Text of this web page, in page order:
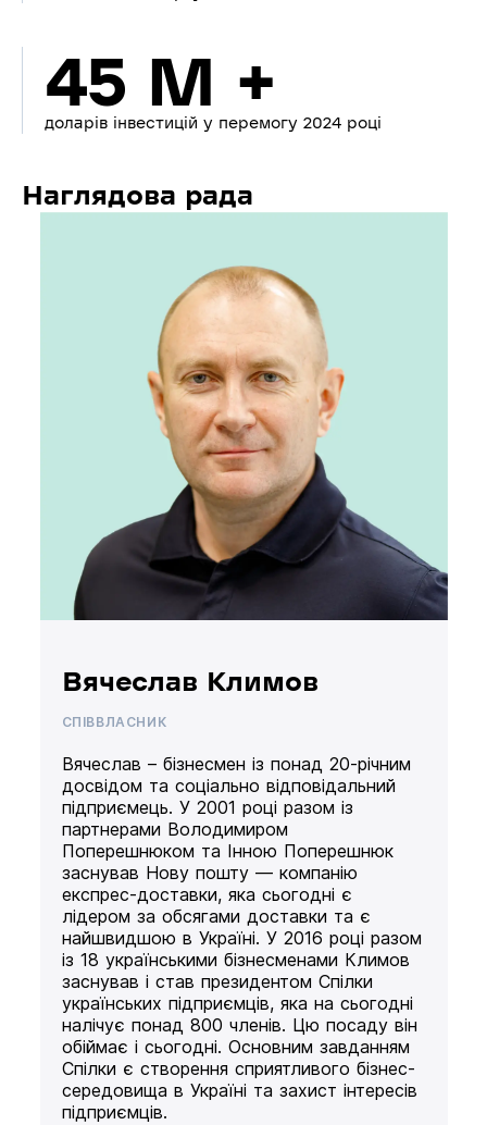
45 M +
доларів інвестицій у перемогу 2024 році
Наглядова рада
Вячеслав Климов
СПІВВЛАСНИК
Вячеслав – бізнесмен із понад 20-річним
досвідом та соціально відповідальний
підприємець. У 2001 році разом із
партнерами Володимиром
Поперешнюком та Інною Поперешнюк
заснував Нову пошту — компанію
експрес-доставки, яка сьогодні є
лідером за обсягами доставки та є
найшвидшою в Україні. У 2016 році разом
із 18 українськими бізнесменами Климов
заснував і став президентом Спілки
українських підприємців, яка на сьогодні
налічує понад 800 членів. Цю посаду він
обіймає і сьогодні. Основним завданням
Спілки є створення сприятливого бізнес-
середовища в Україні та захист інтересів
підприємців.